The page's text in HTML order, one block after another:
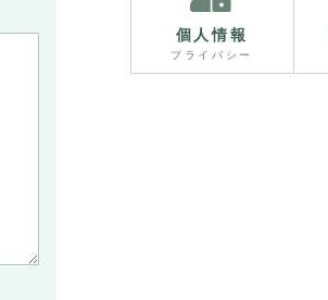
個人情報
プライバシー